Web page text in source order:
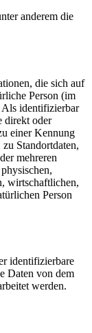
anderem die
die sich auf
Person (im
Als identifizierbar
direkt oder
einer Kennung
Standortdaten,
mehreren
wirtschaftlichen,
Person
identifizierbare
Daten von dem
werden.